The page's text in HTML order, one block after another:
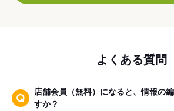
よくある質問
店舗会員（無料）になると、情報の
すか？